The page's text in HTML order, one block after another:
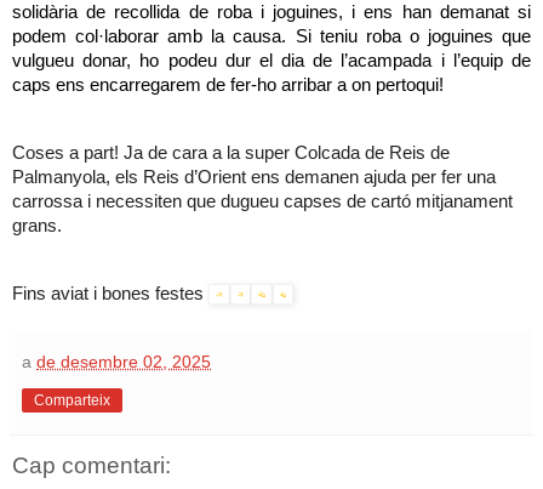
solidària de recollida de roba i joguines, i ens han demanat si
podem col·laborar amb la causa. Si teniu roba o joguines que
vulgueu donar, ho podeu dur el dia de l’acampada i l’equip de
caps ens encarregarem de fer-ho arribar a on pertoqui!
Coses a part! Ja de cara a la super Colcada de Reis de
Palmanyola, els Reis d’Orient ens demanen ajuda per fer una
carrossa i necessiten que dugueu capses de cartó mitjanament
grans.
Fins aviat i bones festes
a de desembre 02, 2025
Comparteix
Cap comentari: